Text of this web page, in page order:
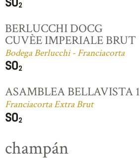
BERLUCCHI DOCG
CUVÈE IMPERIALE BRUT
Bodega Berlucchi - Franciacorta
ASAMBLEA BELLAVISTA 1
Franciacorta Extra Brut
champán